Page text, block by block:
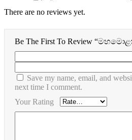
There are no reviews yet.
Be The First To Review
Save my name, email, and
next time I comment.
Your Rating